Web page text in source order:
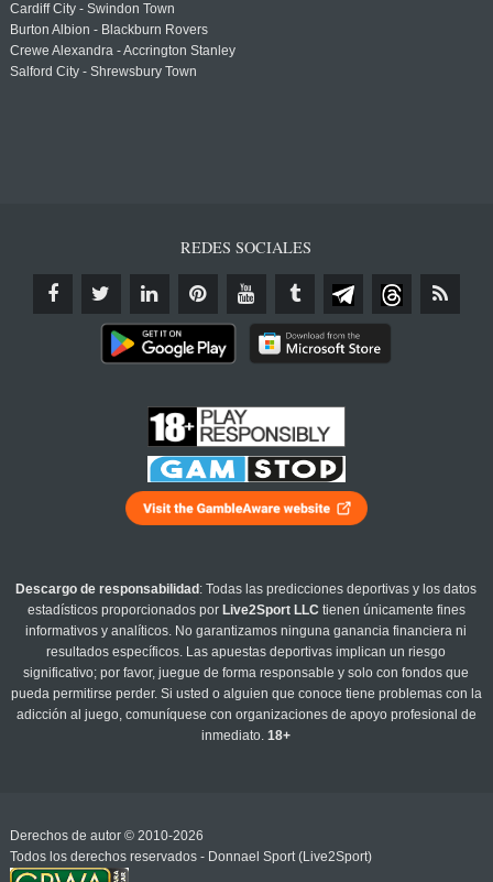
Cardiff City - Swindon Town
Burton Albion - Blackburn Rovers
Crewe Alexandra - Accrington Stanley
Salford City - Shrewsbury Town
REDES SOCIALES
Descargo de responsabilidad : Todas las predicciones deportivas y los datos
estadísticos proporcionados por Live2Sport LLC tienen únicamente fines
informativos y analíticos. No garantizamos ninguna ganancia financiera ni
resultados específicos. Las apuestas deportivas implican un riesgo
significativo; por favor, juegue de forma responsable y solo con fondos que
pueda permitirse perder. Si usted o alguien que conoce tiene problemas con la
adicción al juego, comuníquese con organizaciones de apoyo profesional de
inmediato.18+
Derechos de autor © 2010-2026
Todos los derechos reservados - Donnael Sport (Live2Sport)